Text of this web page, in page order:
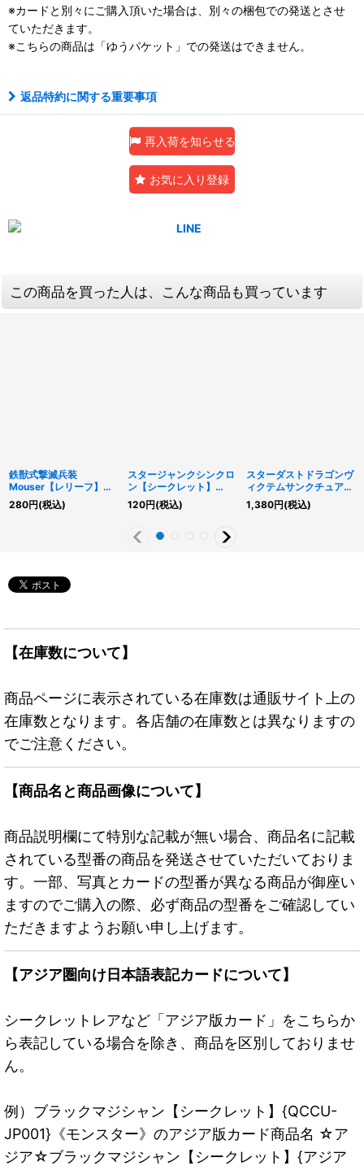
※カードと別々にご購入頂いた場合は、別々の梱包での発送とさせ
ていただきます。
※こちらの商品は「ゆうパケット」での発送はできません。
返品特約に関する重要事項
再入荷を知らせる
お気に入り登録
この商品を買った人は、こんな商品も買っています
鉄獣式撃滅兵装
Mouser【レリーフ】
{DOOD-JP051}《リン
ク》
280円(税込)
スタージャンクシンクロ
ン【シークレット】
{LOCH-JP008}《モン
スター》
120円(税込)
スターダストドラゴンヴ
ィクテムサンクチュアリ
【OFウルトラ】{LOCH-
JP007}《シンクロ》
1,380円(税込)
【在庫数について】
商品ページに表示されている在庫数は通販サイト上の
在庫数となります。各店舗の在庫数とは異なりますの
でご注意ください。
【商品名と商品画像について】
商品説明欄にて特別な記載が無い場合、商品名に記載
されている型番の商品を発送させていただいておりま
す。一部、写真とカードの型番が異なる商品が御座い
ますのでご購入の際、必ず商品の型番をご確認してい
ただきますようお願い申し上げます。
【アジア圏向け日本語表記カードについて】
シークレットレアなど「アジア版カード」をこちらか
ら表記している場合を除き、商品を区別しておりませ
ん。
例）ブラックマジシャン【シークレット】{QCCU-
JP001}《モンスター》のアジア版カード商品名 ☆ア
ジア☆ブラックマジシャン【シークレット】{アジア